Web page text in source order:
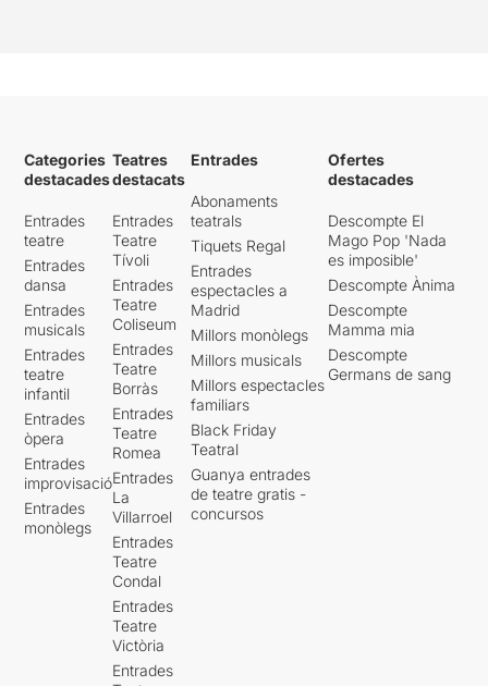
Categories
destacades
Entrades
teatre
Entrades
dansa
Entrades
musicals
Entrades
teatre
infantil
Entrades
òpera
Entrades
improvisació
Entrades
monòlegs
Teatres
destacats
Entrades
Teatre
Tívoli
Entrades
Teatre
Coliseum
Entrades
Teatre
Borràs
Entrades
Teatre
Romea
Entrades
La
Villarroel
Entrades
Teatre
Condal
Entrades
Teatre
Victòria
Entrades
Entrades
Abonaments
teatrals
Tiquets Regal
Entrades
espectacles a
Madrid
Millors monòlegs
Millors musicals
Millors espectacles
familiars
Black Friday
Teatral
Guanya entrades
de teatre gratis -
concursos
Ofertes
destacades
Descompte El
Mago Pop 'Nada
es imposible'
Descompte Ànima
Descompte
Mamma mia
Descompte
Germans de sang